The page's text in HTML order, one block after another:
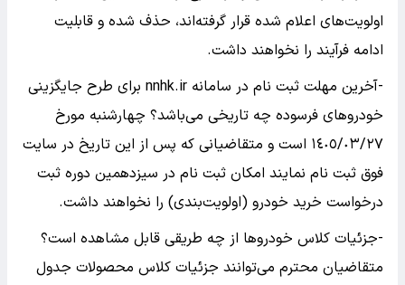
اولویت‌های اعلام شده قرار گرفته‌اند، حذف شده و قابلیت
ادامه فرآیند را نخواهند داشت.
-آخرین مهلت ثبت نام در سامانه nnhk.ir برای طرح جایگزینی
خودرو‌های فرسوده چه تاریخی می‌باشد؟ چهارشنبه مورخ
١٤٠٥/٠٣/٢٧ است و متقاضیانی که پس از این تاریخ در سایت
فوق ثبت نام نمایند امکان ثبت نام در سیزدهمین دوره ثبت
درخواست خرید خودرو (اولویت‌بندی) را نخواهند داشت.
-جزئیات کلاس خودرو‌ها از چه طریقی قابل مشاهده است؟
متقاضیان محترم می‌توانند جزئیات کلاس محصولات جدول